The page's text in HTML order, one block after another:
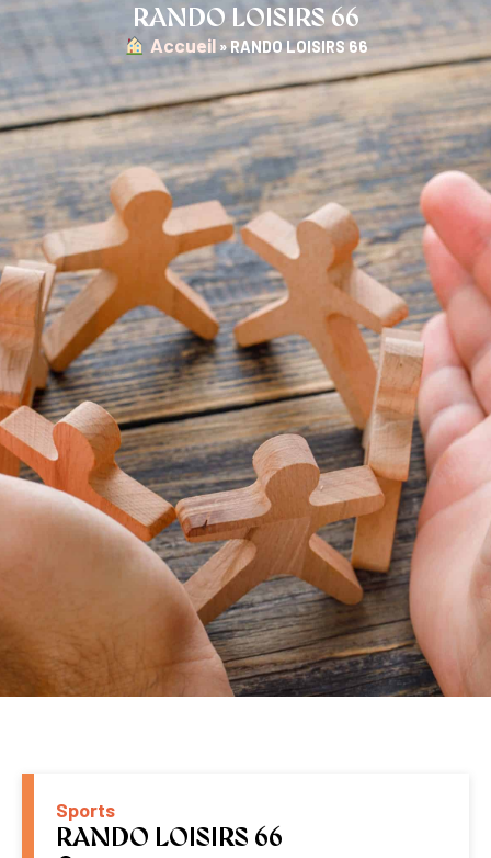
RANDO LOISIRS 66
︎ Accueil »RANDO LOISIRS 66
Sports
RANDO LOISIRS 66